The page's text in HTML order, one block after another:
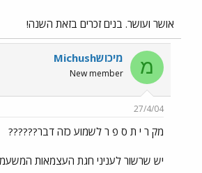
אושר ועושר. בנים זכרים בזאת השנה!
מ מיכושMichush
New member
27/4/04
מק ר י ת ס פ ר לשמוע כזה דבר??????
יש שרשור לעניני חגת העצמאות